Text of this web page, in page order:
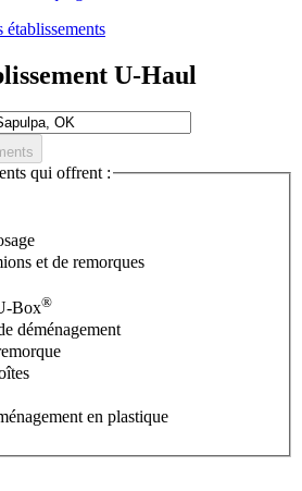
établissements
U-Haul
qui offrent :
et de remorques
Box®
déménagement
en plastique